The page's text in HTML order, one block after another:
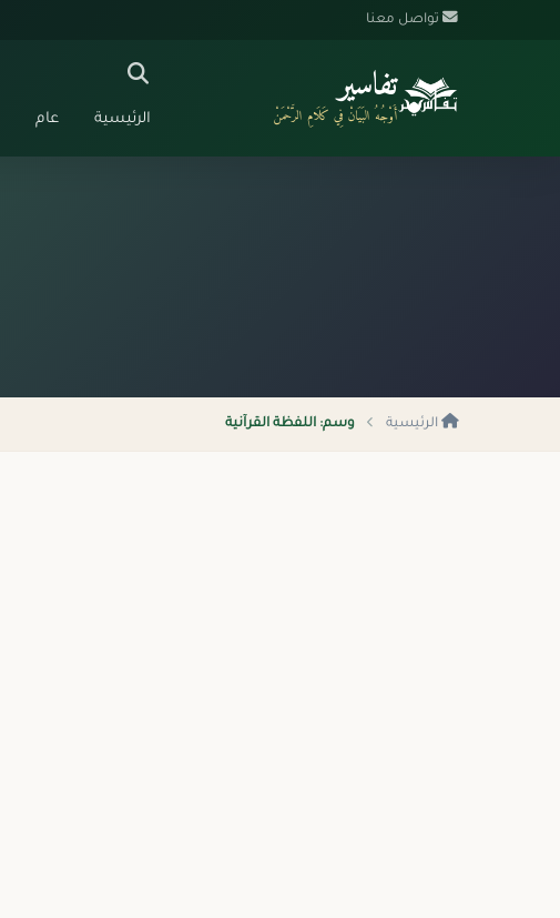
تواصل معنا
تفاسير
أَوْجُهُ البَيَانْ فِي كَلَامِ الرَّحْمَنْ الرئيسية عام
الرئيسية وسم: اللفظة القرآنية